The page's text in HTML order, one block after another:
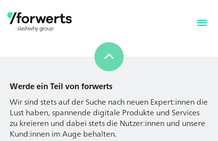
Werde ein Teil von forwerts
Wir sind stets auf der Suche nach neuen Expert:innen die
Lust haben, spannende digitale Produkte und Services
zu kreieren und dabei stets die Nutzer:innen und unsere
Jetzt bewerben
Werde ein Teil von forwerts
Wir sind stets auf der Suche nach neuen Expert:innen die
Lust haben, spannende digitale Produkte und Services
zu kreieren und dabei stets die Nutzer:innen und unsere
Kund:innen im Auge behalten.